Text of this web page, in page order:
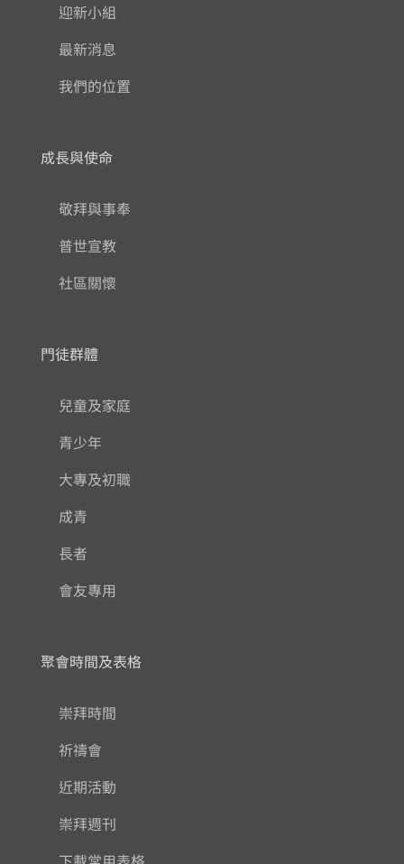
迎新小組
最新消息
我們的位置
成長與使命
敬拜與事奉
普世宣教
社區關懷
門徒群體
兒童及家庭
青少年
大專及初職
成青
長者
會友專用
聚會時間及表格
崇拜時間
祈禱會
近期活動
崇拜週刊